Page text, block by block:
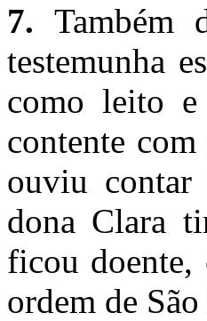
7. Também
testemunha
como leito e
contente
ouviu contar
dona Clara
ficou doente,
ordem de